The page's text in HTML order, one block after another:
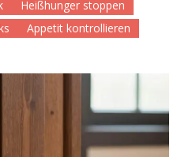
Heißhunger stoppen
Appetit kontrollieren